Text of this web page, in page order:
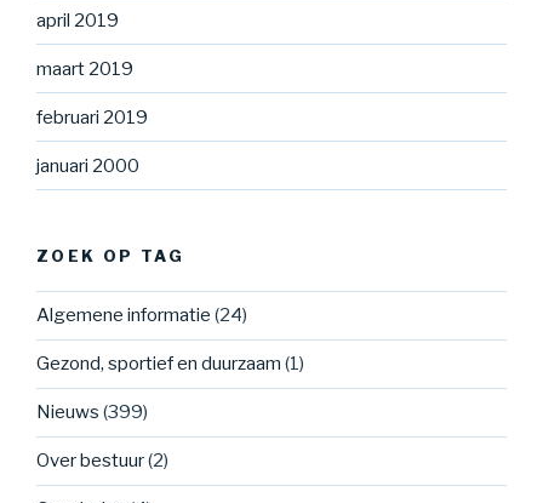
april 2019
maart 2019
februari 2019
januari 2000
ZOEK OP TAG
Algemene informatie (24)
Gezond, sportief en duurzaam (1)
Nieuws (399)
Over bestuur(2)